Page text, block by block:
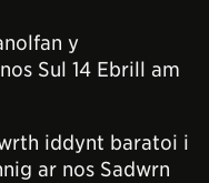
y
Sul 14 Ebrill am
iddynt baratoi i
ar nos Sadwrn